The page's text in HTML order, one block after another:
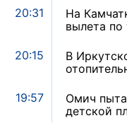
20:31
На
вылета по
20:15
В
19:57
Омич
детской